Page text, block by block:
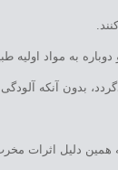
بدون آنکه آلودگی
همین دلیل اثرات